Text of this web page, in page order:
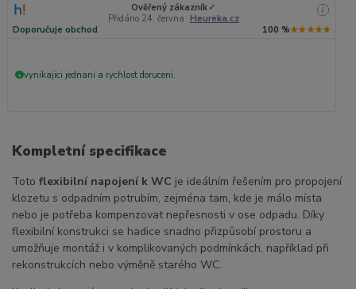
Ověřený zákazník ✓
Přidáno 24. června · Heureka.cz
i
Doporučuje obchod 100 %★★★★★
+ vynikajici jednani a rychlost doruceni.
Kompletní specifikace
Toto flexibilní napojení k WC je ideálním řešením pro propojení
klozetu s odpadním potrubím, zejména tam, kde je málo místa
nebo je potřeba kompenzovat nepřesnosti v ose odpadu. Díky
flexibilní konstrukci se hadice snadno přizpůsobí prostoru a
umožňuje montáž i v komplikovaných podmínkách, například při
rekonstrukcích nebo výměně starého WC.